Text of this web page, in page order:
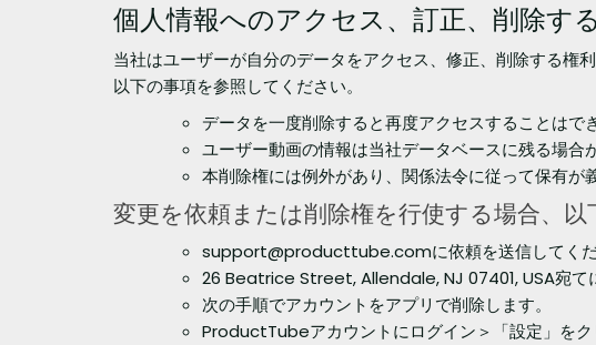
個人情報へのアクセス、訂正、削除す
当社はユーザーが自分のデータをアクセス、修正、削除する権
以下の事項を参照してください。
データを一度削除すると再度アクセスすることはで
ユーザー動画の情報は当社データベースに残る場合
本削除権には例外があり、関係法令に従って保有が
変更を依頼または削除権を行使する場合、以
support@producttube.comに依頼を送信してくだ
26 Beatrice Street, Allendale, NJ 07401, USA宛て
次の手順でアカウントをアプリで削除します。
ProductTubeアカウントにログイン＞「設定」をク